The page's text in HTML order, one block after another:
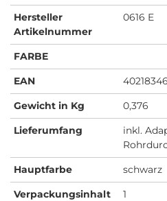
Hersteller
Artikelnummer
0616 E
FARBE
EAN
Gewicht in Kg
0,376
Lieferumfang
inkl.
Hauptfarbe
schwarz
Verpackungsinhalt
1